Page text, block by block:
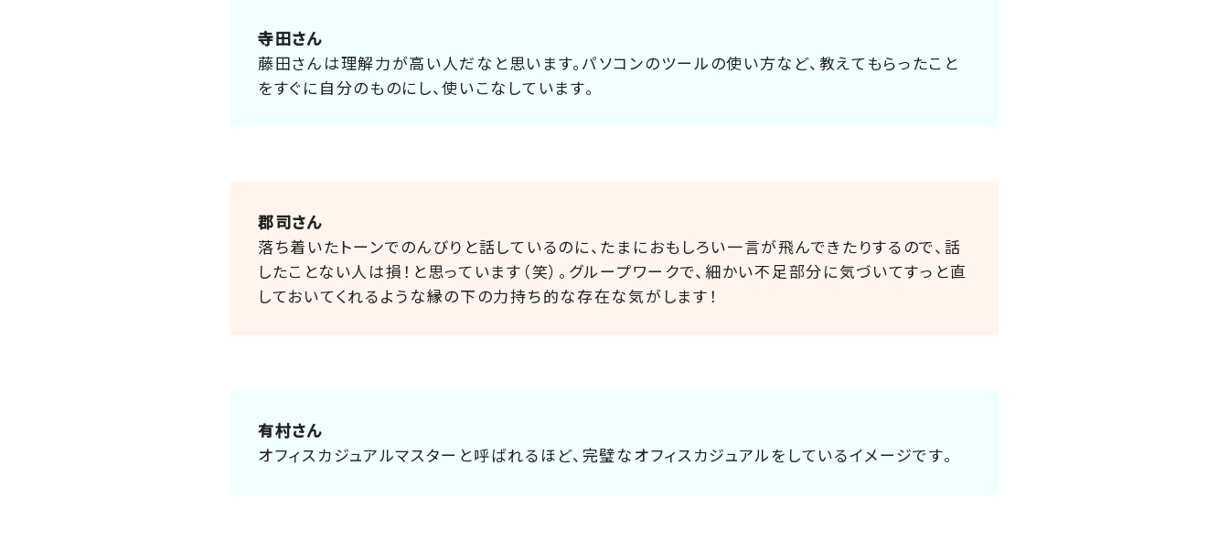
寺田さん
藤田さんは理解力が高い人だなと思います。パソコンのツールの使い方など、教えてもらったこと
をすぐに自分のものにし、使いこなしています。
郡司さん
落ち着いたトーンでのんびりと話しているのに、たまにおもしろい一言が飛んできたりするので、話
したことない人は損！と思っています（笑）。グループワークで、細かい不足部分に気づいてすっと直
しておいてくれるような縁の下の力持ち的な存在な気がします！
有村さん
オフィスカジュアルマスターと呼ばれるほど、完璧なオフィスカジュアルをしているイメージです。